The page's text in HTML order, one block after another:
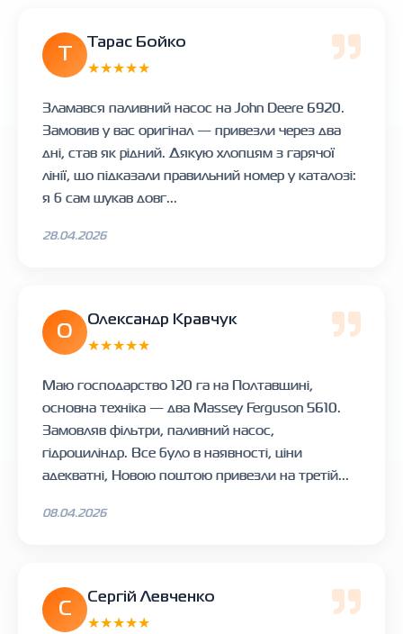
Тарас Бойко
★★★★★
Зламався паливний насос на John Deere 6920.
Замовив у вас оригінал — привезли через два
дні, став як рідний. Дякую хлопцям з гарячої
лінії, що підказали правильний номер у каталозі:
я б сам шукав довг...
28.04.2026
О
Олександр Кравчук
★★★★★
Маю господарство 120 га на Полтавщині,
основна техніка — два Massey Ferguson 5610.
Замовляв фільтри, паливний насос,
гідроциліндр. Все було в наявності, ціни
адекватні, Новою поштою привезли на третій...
08.04.2026
С
Сергій Левченко
★★★★★